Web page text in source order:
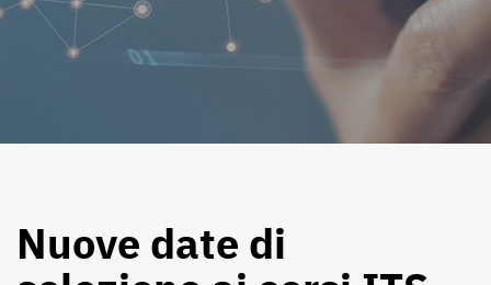
Nuove date di